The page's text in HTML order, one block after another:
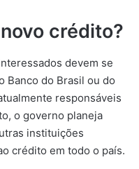
crédito?
devem se
Banco do Brasil ou do
responsáveis
o governo planeja
instituições
crédito em todo o país.